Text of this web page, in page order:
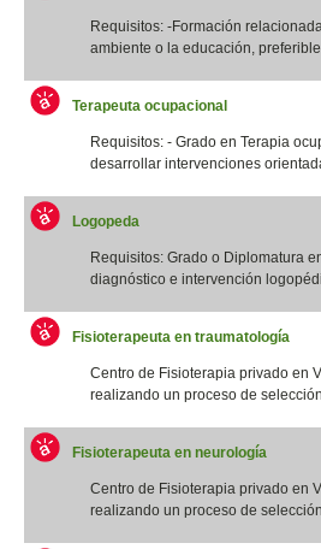
Requisitos: -Formación
ambiente o la educación,
Terapeuta ocupacional
Requisitos: - Grado en Terapia
desarrollar intervenciones
Logopeda
Requisitos: Grado o Diplomatura
diagnóstico e intervención
Fisioterapeuta en traumatología
Centro de Fisioterapia privado en
realizando un proceso de
Fisioterapeuta en neurología
Centro de Fisioterapia privado en
realizando un proceso de